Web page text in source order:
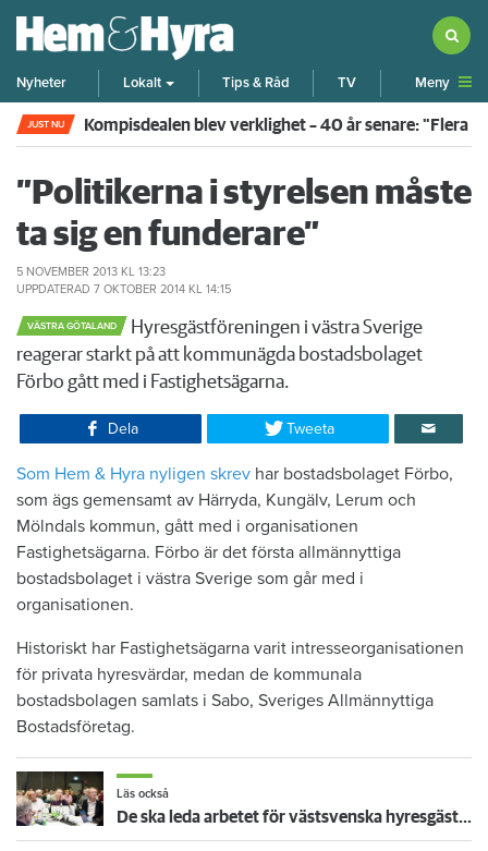
Nyheter Lokalt Tips & Råd TV Meny
JUST NU Rökte inomhus och övergav lägenheten – nu kräver
”Politikerna i styrelsen måste
ta sig en funderare”
5 NOVEMBER 2013 KL 13:23
UPPDATERAD 7 OKTOBER 2014 KL 14:15
VÄSTRA GÖTALAND
Hyresgästföreningen i västra Sverige
reagerar starkt på att kommunägda bostadsbolaget
Förbo gått med i Fastighetsägarna.
Dela Tweeta
Som Hem & Hyra nyligen skrev har bostadsbolaget Förbo,
som ägs gemensamt av Härryda, Kungälv, Lerum och
Mölndals kommun, gått med i organisationen
Fastighetsägarna. Förbo är det första allmännyttiga
bostadsbolaget i västra Sverige som går med i
organisationen.
Historiskt har Fastighetsägarna varit intresseorganisationen
för privata hyresvärdar, medan de kommunala
bostadsbolagen samlats i Sabo, Sveriges Allmännyttiga
Bostadsföretag.
Läs också
De ska leda arbetet för västsvenska hyresgäster